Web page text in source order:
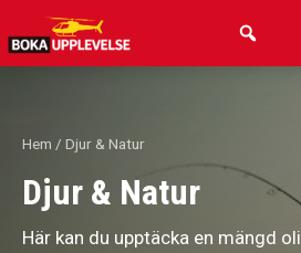
Hoppa
till
innehåll
Hem / Djur & Natur
Djur & Natur
Här kan du upptäcka en mängd